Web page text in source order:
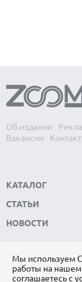
Об издании
Вакансии
КАТАЛОГ
СТАТЬИ
НОВОСТИ
ПОДПИШИТЕСЬ
Мы используем
работы на нашем
соглашаетесь с